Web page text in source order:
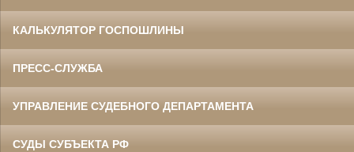
КАЛЬКУЛЯТОР ГОСПОШЛИНЫ
ПРЕСС-СЛУЖБА
УПРАВЛЕНИЕ СУДЕБНОГО ДЕПАРТАМЕНТА
СУДЫ СУБЪЕКТА РФ